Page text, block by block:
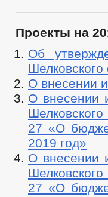
Проекты на
Об
Шелковского
О внесении
О внесении
27 «О
2019 год»
О внесении
27 «О